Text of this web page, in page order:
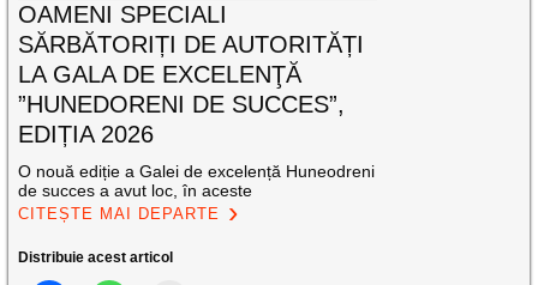
OAMENI SPECIALI
SĂRBĂTORIȚI DE AUTORITĂȚI
LA GALA DE EXCELENŢĂ
”HUNEDORENI DE SUCCES”,
EDIȚIA 2026
O nouă ediție a Galei de excelență Huneodreni
de succes a avut loc, în aceste
CITEȘTE MAI DEPARTE
Distribuie acest articol